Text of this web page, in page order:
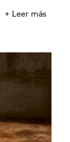
+ Leer más